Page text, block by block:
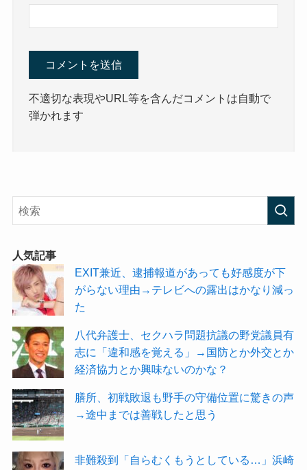
不適切な表現やURL等を含んだコメントは自動で
弾かれます
人気記事
EXIT兼近、逮捕報道があっても好感度が下
がらない理由→テレビへの露出はかなり減っ
た
八代弁護士、セクハラ問題抗議の野党議員有
志に「違和感を覚える」→国防とか外交とか
経済協力とか興味ないのかな？
膳所、初戦敗退も野手の守備位置に驚きの声
→途中までは善戦したと思う
非難殺到「自らむくもうとしている…」浜崎